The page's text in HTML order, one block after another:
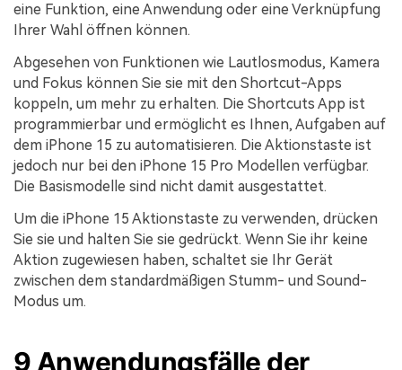
eine Funktion, eine Anwendung oder eine Verknüpfung
Ihrer Wahl öffnen können.
Abgesehen von Funktionen wie Lautlosmodus, Kamera
und Fokus können Sie sie mit den Shortcut-Apps
koppeln, um mehr zu erhalten. Die Shortcuts App ist
programmierbar und ermöglicht es Ihnen, Aufgaben auf
dem iPhone 15 zu automatisieren. Die Aktionstaste ist
jedoch nur bei den iPhone 15 Pro Modellen verfügbar.
Die Basismodelle sind nicht damit ausgestattet.
Um die iPhone 15 Aktionstaste zu verwenden, drücken
Sie sie und halten Sie sie gedrückt. Wenn Sie ihr keine
Aktion zugewiesen haben, schaltet sie Ihr Gerät
zwischen dem standardmäßigen Stumm- und Sound-
Modus um.
9 Anwendungsfälle der